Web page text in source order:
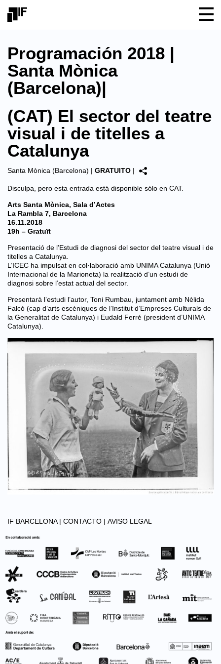
Programación 2018 |
Santa Mònica
(Barcelona)|
(CAT) El sector del teatre
visual i de titelles a
Catalunya
Santa Mònica (Barcelona) | GRATUITO |
Disculpa, pero esta entrada está disponible sólo en CAT.
Arts Santa Mònica, Sala d’Actes
La Rambla 7, Barcelona
16.11.2018
19h – Gratuït
Presentació de l’Estudi de diagnosi del sector del teatre visual i de
titelles a Catalunya.
L’ICEC ha impulsat en col·laboració amb UNIMA Catalunya (Unió
Internacional de la Marioneta) la realització d’un estudi de
diagnosi sobre l’estat actual del sector.
Presentarà l’estudi l’autor, Toni Rumbau, juntament amb Nèlida
Falcó (cap d’arts escèniques de l’Institut d’Empreses Culturals de
la Generalitat de Catalunya) i Eudald Ferré (president d’UNIMA
Catalunya).
IF BARCELONA | CONTACTO | AVISO LEGAL